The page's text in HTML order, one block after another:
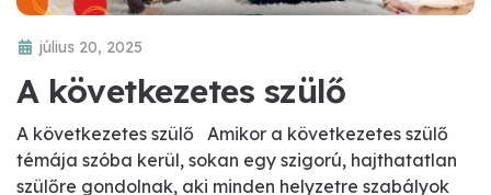
július 20, 2025
A következetes szülő
A következetes szülő Amikor a következetes szülő
témája szóba kerül, sokan egy szigorú, hajthatatlan
szülőre gondolnak, aki minden helyzetre szabályok